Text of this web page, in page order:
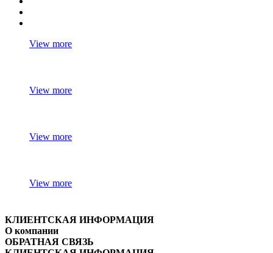
View more
View more
View more
View more
КЛИЕНТСКАЯ ИНФОРМАЦИЯ
О компании
ОБРАТНАЯ СВЯЗЬ